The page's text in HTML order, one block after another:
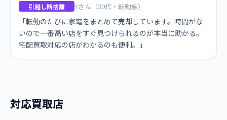
引越し断捨離 Yさん（30代・転勤族）
「転勤のたびに家電をまとめて売却しています。時間がな
いので一番高い店をすぐ見つけられるのが本当に助かる。
宅配買取対応の店がわかるのも便利。」
対応買取店